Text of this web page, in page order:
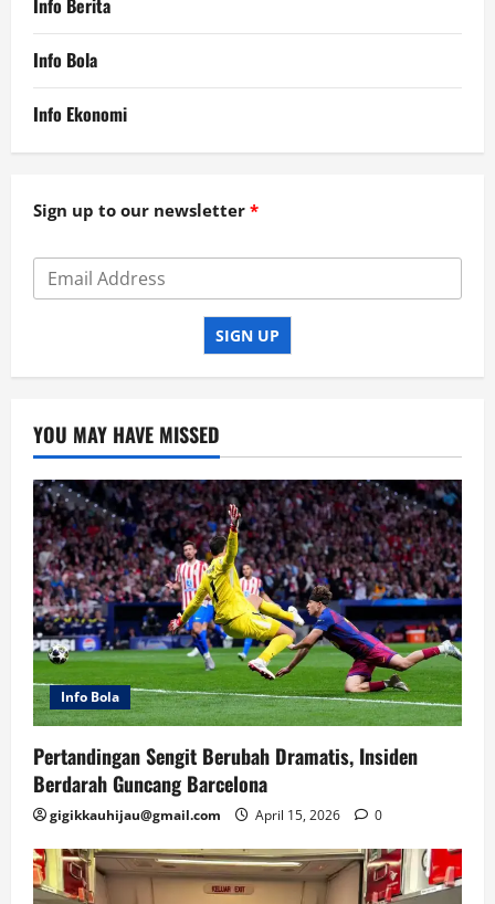
Info Bola
Info Ekonomi
Sign up to our newsletter
SIGN UP
YOU MAY HAVE MISSED
Info Bola
Pertandingan Sengit Berubah Dramatis, Insiden
Berdarah Guncang Barcelona
gigikkauhijau@gmail.com April 15, 2026 0